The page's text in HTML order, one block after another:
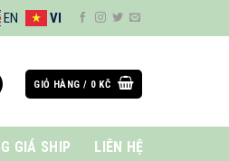
EN VI
GIỎ HÀNG / 0 KČ
GIÁ SHIP
LIÊN HỆ